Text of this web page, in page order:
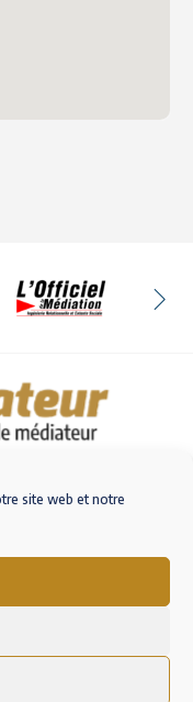
site web et notre
RGPD